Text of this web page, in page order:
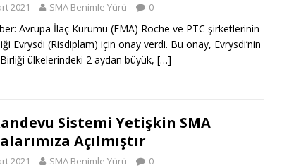
2021 SMA Benimle Yürü 0
Avrupa İlaç Kurumu (EMA) Roche ve PTC şirketlerinin
Evrysdi (Risdiplam) için onay verdi. Bu onay, Evrysdi’nin
ülkelerindeki 2 aydan büyük, […]
Sistemi Yetişkin SMA
Açılmıştır
2021 SMA Benimle Yürü 0